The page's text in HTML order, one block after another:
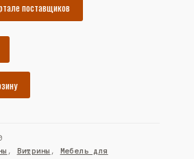
поставщиков
, Витрины ,
Мебель для